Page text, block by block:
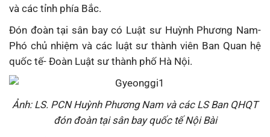
và các tỉnh phía Bắc.
Đón đoàn tại sân bay có Luật sư Huỳnh Phương Nam-
Phó chủ nhiệm và các luật sư thành viên Ban Quan hệ
quốc tế- Đoàn Luật sư thành phố Hà Nội.
Ảnh: LS. PCN Huỳnh Phương Nam và các LS Ban QHQT
đón đoàn tại sân bay quốc tế Nội Bài